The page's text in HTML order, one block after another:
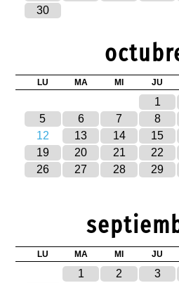
30
LU MA MI JU
1
5
6 7 8
12
13 14 15
19
20 21 22
26
27 28 29
LU MA MI JU
1 2 3